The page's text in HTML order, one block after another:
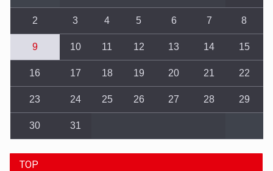
2 3 4 5 6 7 8
9 10 11 12 13 14 15
16 17 18 19 20 21 22
23 24 25 26 27 28 29
30 31
TOP